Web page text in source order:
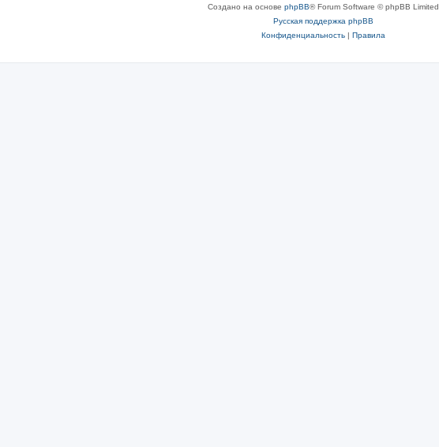
Создано на основе phpBB® Forum Software © phpBB Limited
Русская поддержка phpBB
Конфиденциальность| Правила